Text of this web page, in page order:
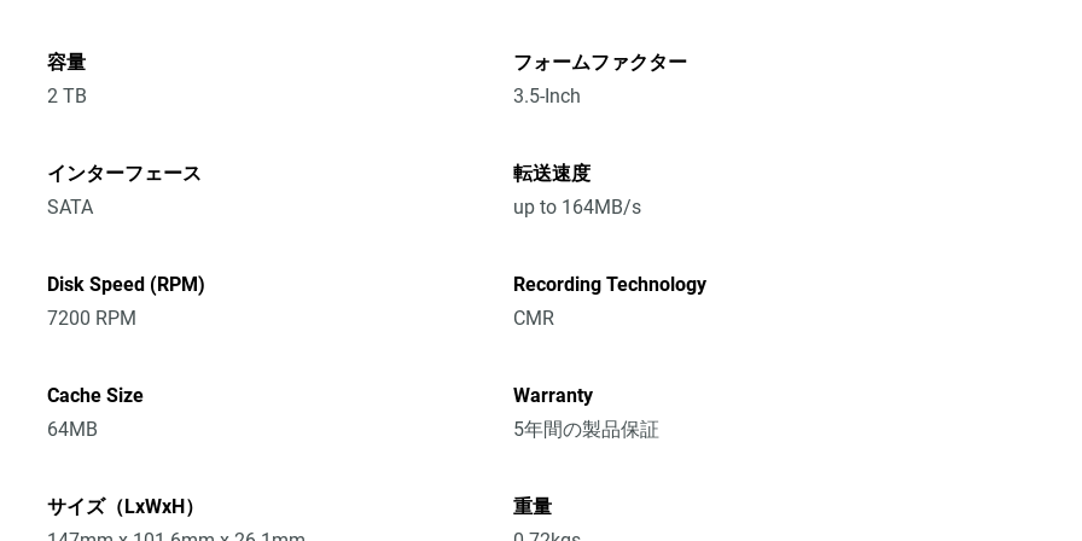
容量
2 TB
フォームファクター
3.5-Inch
インターフェース
SATA
転送速度
up to 164MB/s
Disk Speed (RPM)
7200 RPM
Recording Technology
CMR
Cache Size
64MB
Warranty
5年間の製品保証
サイズ（LxWxH）
重量